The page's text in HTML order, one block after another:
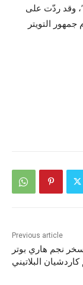
وقد ردّت على
التويتر
Previous article
نجم هاري بوتر
البلاتيني